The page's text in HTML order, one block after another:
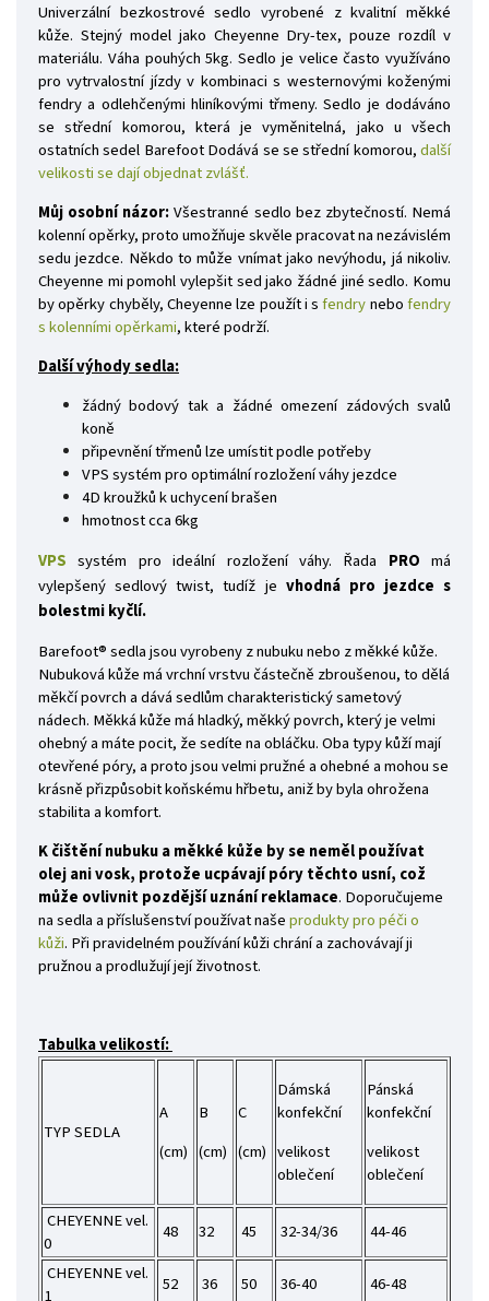
Univerzální bezkostrové sedlo vyrobené z kvalitní měkké
kůže. Stejný model jako Cheyenne Dry-tex, pouze rozdíl v
materiálu. Váha pouhých 5kg. Sedlo je velice často využíváno
pro vytrvalostní jízdy v kombinaci s westernovými koženými
fendry a odlehčenými hliníkovými třmeny. Sedlo je dodáváno
se střední komorou, která je vyměnitelná, jako u všech
ostatních sedel Barefoot Dodává se se střední komorou,další
velikosti se dají objednat zvlášť.
Můj osobní názor:Všestranné sedlo bez zbytečností. Nemá
kolenní opěrky, proto umožňuje skvěle pracovat na nezávislém
sedu jezdce. Někdo to může vnímat jako nevýhodu, já nikoliv.
Cheyenne mi pomohl vylepšit sed jako žádné jiné sedlo. Komu
by opěrky chyběly, Cheyenne lze použít i sfendrynebofendry
s kolenními opěrkami, které podrží.
Další výhody sedla:
žádný bodový tak a žádné omezení zádových svalů
koně
připevnění třmenů lze umístit podle potřeby
VPS systém pro optimální rozložení váhy jezdce
4D kroužků k uchycení brašen
hmotnost cca 6kg
VPS systém pro ideální rozložení váhy. Řada PRO má
vylepšený sedlový twist, tudíž je vhodná pro jezdce s
bolestmi kyčlí.
Barefoot® sedla jsou vyrobeny z nubuku nebo z měkké kůže.
Nubuková kůže má vrchní vrstvu částečně zbroušenou, to dělá
měkčí povrch a dává sedlům charakteristický sametový
nádech. Měkká kůže má hladký, měkký povrch, který je velmi
ohebný a máte pocit, že sedíte na obláčku. Oba typy kůží mají
otevřené póry, a proto jsou velmi pružné a ohebné a mohou se
krásně přizpůsobit koňskému hřbetu, aniž by byla ohrožena
stabilita a komfort.
K čištění nubuku a měkké kůže by se neměl používat
olej ani vosk, protože ucpávají póry těchto usní, což
může ovlivnit pozdější uznání reklamace. Doporučujeme
na sedla a příslušenství používat našeprodukty pro péči o
kůži. Při pravidelném používání kůži chrání a zachovávají ji
pružnou a prodlužují její životnost.
Tabulka velikostí:
TYP SEDLA
A
(cm)
B
(cm)
C
(cm)
Dámská
konfekční
velikost
oblečení
Pánská
konfekční
velikost
oblečení
CHEYENNE vel.
0
48 32 45 32-34/36
44-46
CHEYENNE vel.
52 36 50 36-40 46-48